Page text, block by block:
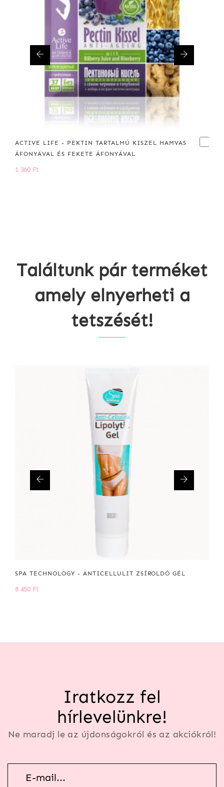
ACTIVE LIFE - PEKTIN TARTALMÚ KISZEL HAMVAS
ÁFONYÁVAL ÉS FEKETE ÁFONYÁVAL
1 360 Ft
Találtunk pár terméket
amely elnyerheti a
tetszését!
SPA TECHNOLOGY - ANTICELLULIT ZSÍROLDÓ GÉL
8 450 Ft
Iratkozz fel
hírlevelünkre!
Ne maradj le az újdonságokról és az akciókról!
feliratkozás